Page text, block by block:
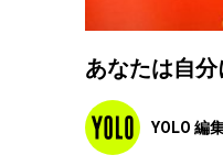
あなたは自
YOLO 編